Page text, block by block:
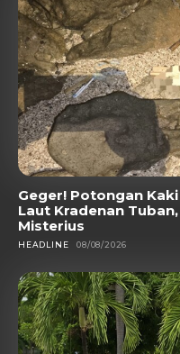
Geger! Potongan
Laut Kradenan
Misterius
HEADLINE 08/08/2026